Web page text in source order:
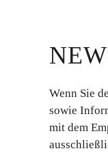
Wenn Sie
sowie
mit dem